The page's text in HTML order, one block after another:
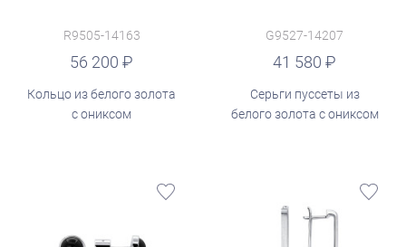
R9505-14163
56 200
Кольцо из белого золота
с ониксом
G9527-14207
41 580
Серьги пуссеты из
белого золота с ониксом